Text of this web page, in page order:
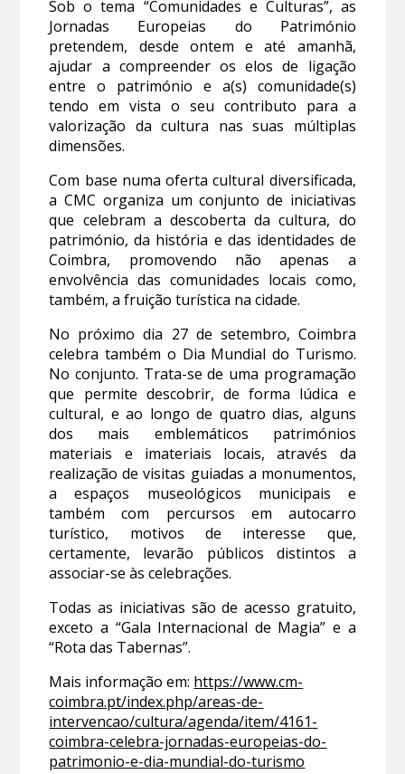
Sob o tema “Comunidades e Culturas”, as
Jornadas Europeias do Património
pretendem, desde ontem e até amanhã,
ajudar a compreender os elos de ligação
entre o património e a(s) comunidade(s)
tendo em vista o seu contributo para a
valorização da cultura nas suas múltiplas
dimensões.
Com base numa oferta cultural diversificada,
a CMC organiza um conjunto de iniciativas
que celebram a descoberta da cultura, do
património, da história e das identidades de
Coimbra, promovendo não apenas a
envolvência das comunidades locais como,
também, a fruição turística na cidade.
No próximo dia 27 de setembro, Coimbra
celebra também o Dia Mundial do Turismo.
No conjunto. Trata-se de uma programação
que permite descobrir, de forma lúdica e
cultural, e ao longo de quatro dias, alguns
dos mais emblemáticos patrimónios
materiais e imateriais locais, através da
realização de visitas guiadas a monumentos,
a espaços museológicos municipais e
também com percursos em autocarro
turístico, motivos de interesse que,
certamente, levarão públicos distintos a
associar-se às celebrações.
Todas as iniciativas são de acesso gratuito,
exceto a “Gala Internacional de Magia” e a
“Rota das Tabernas”.
Mais informação em: https://www.cm-
coimbra.pt/index.php/areas-de-
intervencao/cultura/agenda/item/4161-
coimbra-celebra-jornadas-europeias-do-
patrimonio-e-dia-mundial-do-turismo